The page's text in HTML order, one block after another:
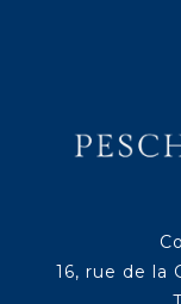
16, rue de la